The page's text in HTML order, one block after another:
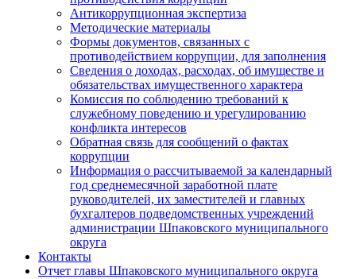
Антикоррупционная экспертиза
Методические материалы
Формы документов, связанных с
противодействием коррупции, для заполнения
Сведения о доходах, расходах, об имуществе и
обязательствах имущественного характера
Комиссия по соблюдению требований к
служебному поведению и урегулированию
конфликта интересов
Обратная связь для сообщений о фактах
коррупции
Информация о рассчитываемой за календарный
год среднемесячной заработной плате
руководителей, их заместителей и главных
бухгалтеров подведомственных учреждений
администрации Шпаковского муниципального
округа
Контакты
Отчет главы Шпаковского муниципального округа